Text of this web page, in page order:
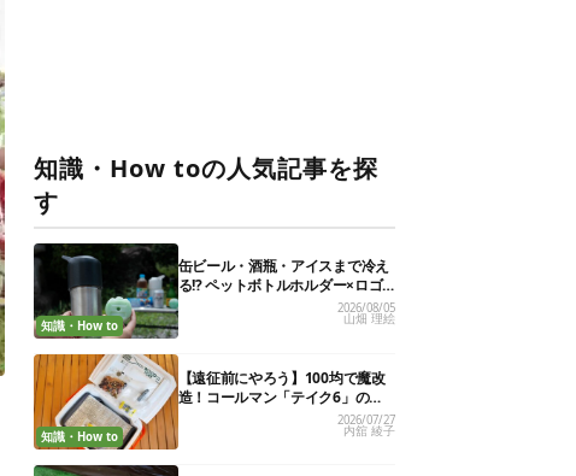
知識・How toの人気記事を探
す
知識・How to
缶ビール・酒瓶・アイスまで冷え
る!? ペットボトルホルダー×ロゴ
ス保冷剤が夏の最強コンビだった
2026/08/05
山畑 理絵
知識・How to
【遠征前にやろう】100均で魔改
造！コールマン「テイク6」の使
い勝手を“倍の倍”にする裏ワザ6連
2026/07/27
内舘 綾子